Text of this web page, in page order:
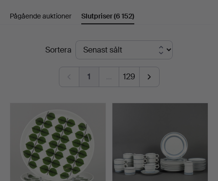
Hammarö
Pågående auktioner Slutpriser(6 152)
SlutpriserSortera
1 … 129